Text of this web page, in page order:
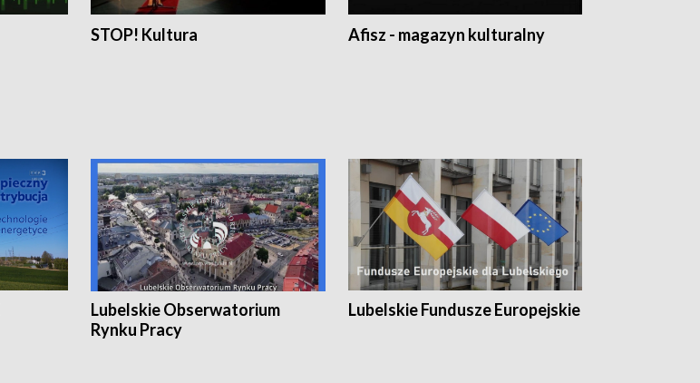
STOP! Kultura Afisz - magazyn kulturalny
Lubelskie Obserwatorium
Rynku Pracy
Lubelskie Fundusze Europejskie